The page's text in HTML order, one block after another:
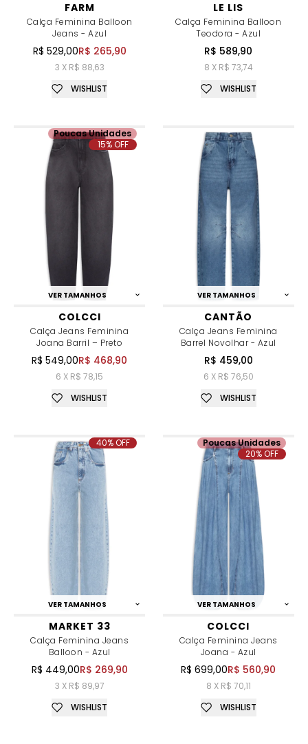
FARM
Calça Feminina Balloon
Jeans - Azul
R$ 529,00R$ 265,90
3 X R$ 88,63
WISHLIST
LE LIS
Calça Feminina Balloon
Teodora - Azul
R$ 589,90
8 X R$ 73,74
WISHLIST
VER TAMANHOS
COLCCI
Calça Jeans Feminina
Joana Barril – Preto
R$ 549,00R$ 468,90
6 X R$ 78,15
Poucas Unidades
15% OFF
WISHLIST
VER TAMANHOS
CANTÃO
Calça Jeans Feminina
Barrel Novolhar - Azul
R$ 459,00
6 X R$ 76,50
WISHLIST
VER TAMANHOS
MARKET 33
Calça Feminina Jeans
Balloon - Azul
R$ 449,00R$ 269,90
3 X R$ 89,97
40% OFF
WISHLIST
VER TAMANHOS
COLCCI
Calça Feminina Jeans
Joana - Azul
R$ 699,00R$ 560,90
8 X R$ 70,11
Poucas Unidades
20% OFF
WISHLIST